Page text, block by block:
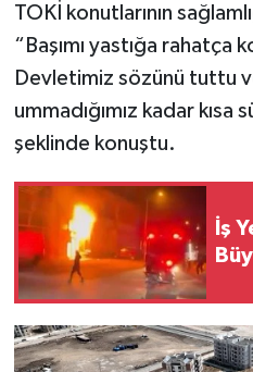
TOKİ konutlarının
“Başımı yastığa rahatça
Devletimiz sözünü tuttu
ummadığımız kadar kısa
şeklinde konuştu.
İş